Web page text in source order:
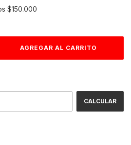
$150.000
CALCULAR